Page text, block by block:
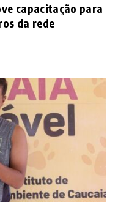
capacitação para
da rede